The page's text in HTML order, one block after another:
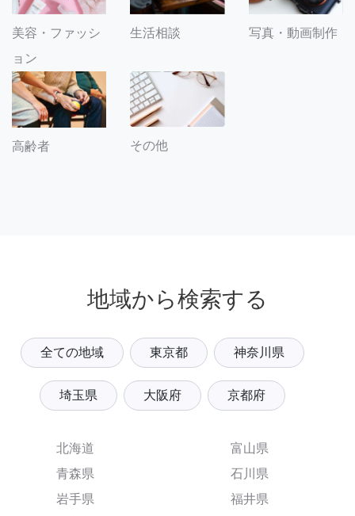
美容・ファッシ
ョン
生活相談 写真・動画制作
高齢者 その他
地域から検索する
全ての地域 東京都 神奈川県
埼玉県 大阪府 京都府
北海道
青森県
岩手県
富山県
石川県
福井県